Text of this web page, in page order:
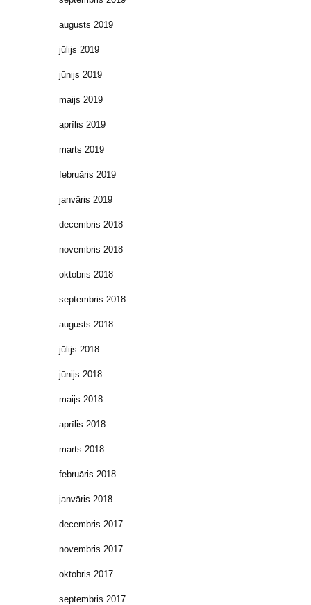
augusts 2019
jūlijs 2019
jūnijs 2019
maijs 2019
aprīlis 2019
marts 2019
februāris 2019
janvāris 2019
decembris 2018
novembris 2018
oktobris 2018
septembris 2018
augusts 2018
jūlijs 2018
jūnijs 2018
maijs 2018
aprīlis 2018
marts 2018
februāris 2018
janvāris 2018
decembris 2017
novembris 2017
oktobris 2017
septembris 2017